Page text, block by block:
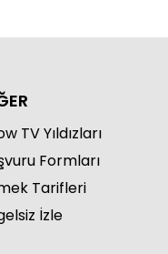
TV Yıldızları
Formları
Tarifleri
İzle